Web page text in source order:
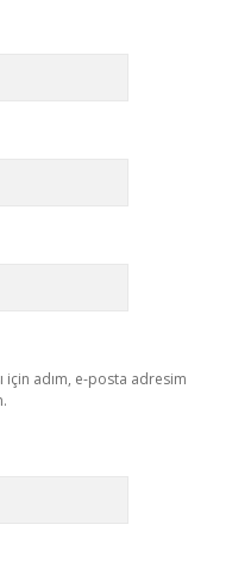
için adım, e-posta adresim